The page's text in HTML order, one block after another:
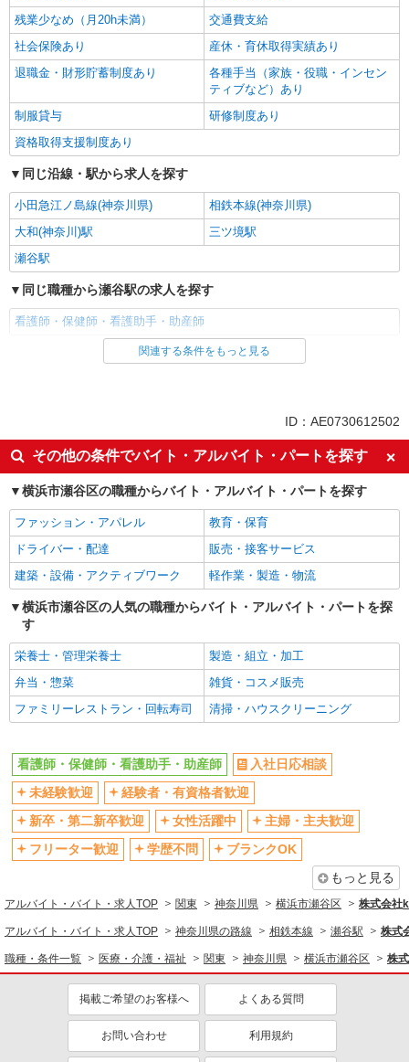
残業少なめ（月20h未満）
交通費支給
社会保険あり
産休・育休取得実績あり
退職金・財形貯蓄制度あり
各種手当（家族・役職・インセン
ティブなど）あり
制服貸与
研修制度あり
資格取得支援制度あり
同じ沿線・駅から求人を探す
小田急江ノ島線(神奈川県)
相鉄本線(神奈川県)
大和(神奈川)駅
三ツ境駅
瀬谷駅
同じ職種から瀬谷駅の求人を探す
看護師・保健師・看護助手・助産師
同じ雇用形態から瀬谷駅の求人を探す
入社日応相談
未経験歓迎
経験者・有資格者歓迎
新卒・第二新卒歓迎
女性活躍中
主婦・主夫歓迎
フリーター歓迎
学歴不問
ブランクOK
ミドル（40代～）活躍中
エルダー（50代～）活躍中
シニア（60代～）活躍中
高収入・高額
ボーナス・賞与あり
昇給あり
フルタイム歓迎
禁煙・分煙
駅直結・駅チカ
車通勤OK
バイク通勤OK
自転車通勤OK
社会保険あり
産休・育休取得実績あり
退職金・財形貯蓄制度あり
各種手当（家族・役職・インセン
ティブなど）あり
制服貸与
研修制度あり
資格取得支援制度あり
医療・介護・福祉
看護師・保健師・看護助手・助産師
同じ特徴から求人を探す
未経験歓迎
ミドル（40代～）活躍中
ボーナス・賞与あり
車通勤OK
関連する条件をもっと見る
ID：AE0730612502
その他の条件でバイト・アルバイト・パートを探す
横浜市瀬谷区の職種からバイト・アルバイト・パートを探す
ファッション・アパレル
教育・保育
ドライバー・配達
販売・接客サービス
建築・設備・アクティブワーク
軽作業・製造・物流
横浜市瀬谷区の人気の職種からバイト・アルバイト・パートを探
す
栄養士・管理栄養士
製造・組立・加工
弁当・惣菜
雑貨・コスメ販売
ファミリーレストラン・回転寿司
清掃・ハウスクリーニング
看護師・保健師・看護助手・助産師
入社日応相談
未経験歓迎
経験者・有資格者歓迎
新卒・第二新卒歓迎
女性活躍中
主婦・主夫歓迎
フリーター歓迎
学歴不問
ブランクOK
もっと見る
アルバイト・バイト・求人TOP 関東 神奈川県 横浜市瀬谷区 株式会社
アルバイト・バイト・求人TOP 神奈川県の路線 相鉄本線 瀬谷駅 株式
職種・条件一覧 医療・介護・福祉 関東 神奈川県 横浜市瀬谷区 株
掲載ご希望のお客様へ よくある質問
お問い合わせ 利用規約